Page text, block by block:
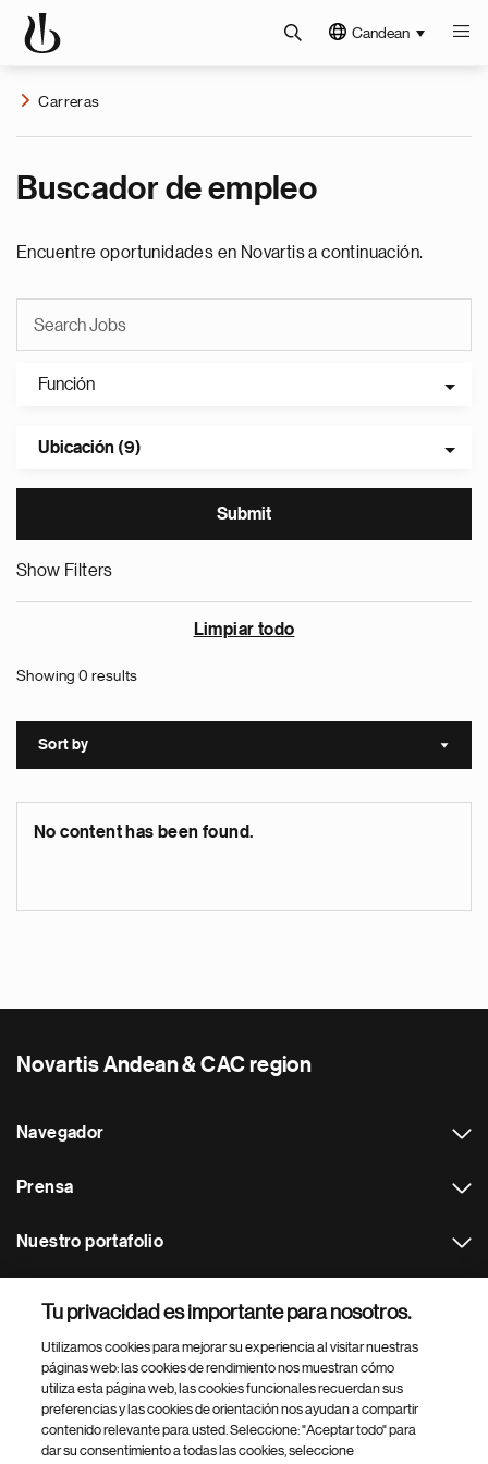
Candean
Carreras
Buscador de empleo
Encuentre oportunidades en Novartis a continuación.
Función
Ubicación (9)
Show Filters
Limpiar todo
Showing 0 results
Sort by Sort
No content has been found.
Novartis Andean & CAC region
Navegador
Prensa
Nuestro portafolio
Footer Site Search
Tu privacidad es importante para nosotros.
Utilizamos cookies para mejorar su experiencia al visitar nuestras
páginas web: las cookies de rendimiento nos muestran cómo
utiliza esta página web, las cookies funcionales recuerdan sus
preferencias y las cookies de orientación nos ayudan a compartir
contenido relevante para usted. Seleccione: "Aceptar todo" para
dar su consentimiento a todas las cookies, seleccione